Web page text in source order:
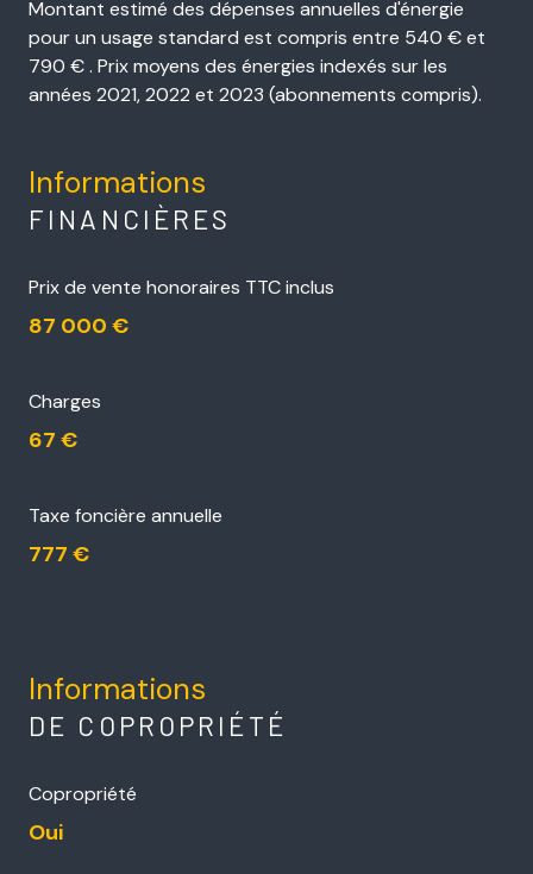
Montant estimé des dépenses annuelles d'énergie
pour un usage standard est compris entre 540 € et
790 € . Prix moyens des énergies indexés sur les
années 2021, 2022 et 2023 (abonnements compris).
Informations
FINANCIÈRES
Prix de vente honoraires TTC inclus
87 000 €
Charges
67 €
Taxe foncière annuelle
777 €
Informations
DE COPROPRIÉTÉ
Copropriété
Oui